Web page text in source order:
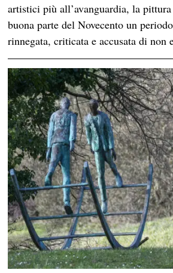
artistici più all’avanguardia, la
buona parte del Novecento un
rinnegata, criticata e accusata di non